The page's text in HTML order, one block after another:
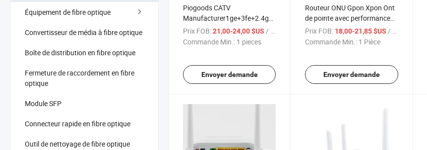
Équipement de fibre optique
Convertisseur de média à fibre optique
Boîte de distribution en fibre optique
Fermeture de raccordement en fibre
optique
Module SFP
Connecteur rapide en fibre optique
Outil de nettoyage de fibre optique
Piogoods CATV
Manufacturer1ge+3fe+2.4gwifi+1CATV
Epon Gpon Xpon ONU
Routeur
Prix FOB:21,00-24,00 $US / pieces
Commande Min.: 1 pieces
Envoyer demande
Routeur ONU Gpon Xpon Ont
de pointe avec performances
avancées
Prix FOB: 18,00-21,85 $US/ Pièce
Commande Min.: 1 Pièce
Envoyer demande